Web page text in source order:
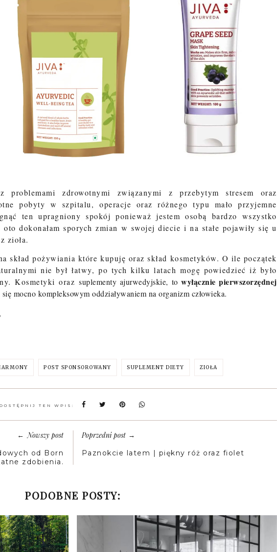
zdrowotnymi związanymi z przebytym stresem oraz
pobyty w szpitalu, operacje oraz różnego typu mało przyjemne
ten upragniony spokój ponieważ jestem osobą bardzo wszystko
dokonałam sporych zmian w swojej diecie i na stałe pojawiły się u
zioła.
skład pożywiania które kupuję oraz skład kosmetyków. O ile początek
nie był łatwy, po tych kilku latach mogę powiedzieć iż było
Kosmetyki orazsuplementy ajurwedyjskie, towyłącznie pierwszorzędnej
mocno kompleksowym oddziaływaniem na organizm człowieka.
POST SPONSOROWANY SUPLEMENT DIETY ZIOŁA
TEN WPIS:
←Nowszy post
od Born
zdobienia.
Poprzedni post→
Paznokcie latem | piękny róż oraz fiolet
PODOBNE POSTY: